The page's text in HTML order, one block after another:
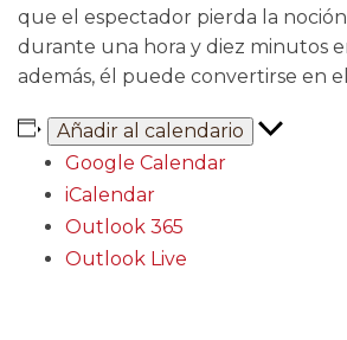
que el espectador pierda la
durante una hora y diez minutos
además, él puede convertirse en
Añadir al calendario
Google Calendar
iCalendar
Outlook 365
Outlook Live